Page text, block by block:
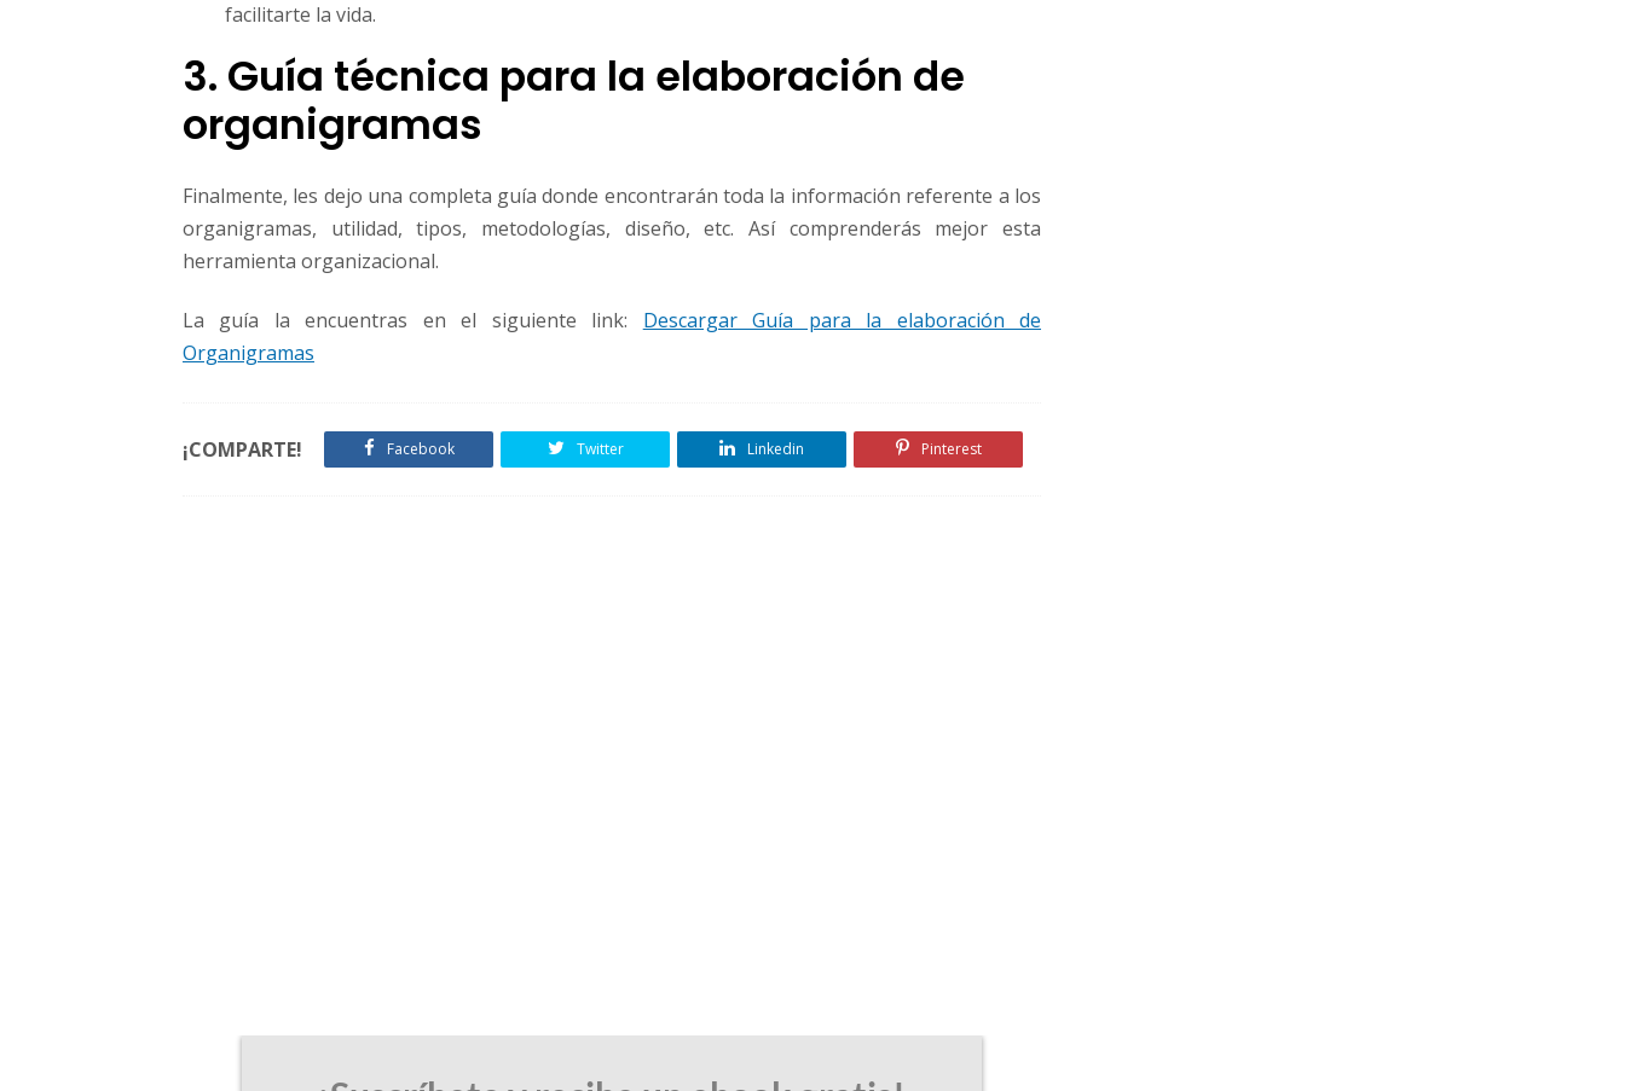
facilitarte la vida.
3. Guía técnica para la elaboración de
organigramas
Finalmente, les dejo una completa guía donde encontrarán toda la información referente a los
organigramas, utilidad, tipos, metodologías, diseño, etc. Así comprenderás mejor esta
herramienta organizacional.
La guía la encuentras en el siguiente link: Descargar Guía para la elaboración de
Organigramas
¡COMPARTE! Facebook Twitter Linkedin Pinterest